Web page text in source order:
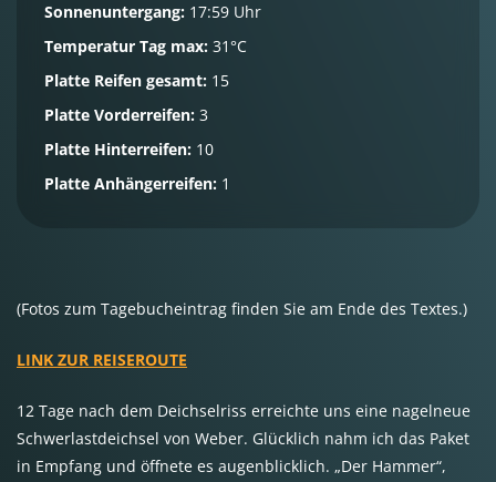
Sonnenuntergang: 17:59 Uhr
Temperatur Tag max: 31°C
Platte Reifen gesamt: 15
Platte Vorderreifen: 3
Platte Hinterreifen: 10
Platte Anhängerreifen: 1
(Fotos zum Tagebucheintrag finden Sie am Ende des Textes.)
LINK ZUR REISEROUTE
12 Tage nach dem Deichselriss erreichte uns eine nagelneue
Schwerlastdeichsel von Weber. Glücklich nahm ich das Paket
in Empfang und öffnete es augenblicklich. „Der Hammer“,